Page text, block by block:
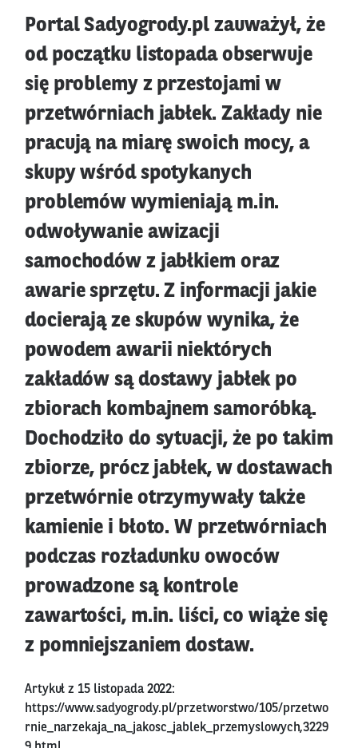
Portal Sadyogrody.pl zauważył, że
od początku listopada obserwuje
się problemy z przestojami w
przetwórniach jabłek. Zakłady nie
pracują na miarę swoich mocy, a
skupy wśród spotykanych
problemów wymieniają m.in.
odwoływanie awizacji
samochodów z jabłkiem oraz
awarie sprzętu. Z informacji jakie
docierają ze skupów wynika, że
powodem awarii niektórych
zakładów są dostawy jabłek po
zbiorach kombajnem samoróbką.
Dochodziło do sytuacji, że po takim
zbiorze, prócz jabłek, w dostawach
przetwórnie otrzymywały także
kamienie i błoto. W przetwórniach
podczas rozładunku owoców
prowadzone są kontrole
zawartości, m.in. liści, co wiąże się
z pomniejszaniem dostaw.
Artykuł z 15 listopada 2022:
https://www.sadyogrody.pl/przetworstwo/105/przetwo
rnie_narzekaja_na_jakosc_jablek_przemyslowych,3229